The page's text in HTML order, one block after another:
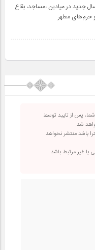
جدید در میادین ،مساجد، بقاع
حرم‌های‌ مطهر
پس از تایید توسط
شد.
باشد منتشر نخواهد
یا غیر مرتبط باشد